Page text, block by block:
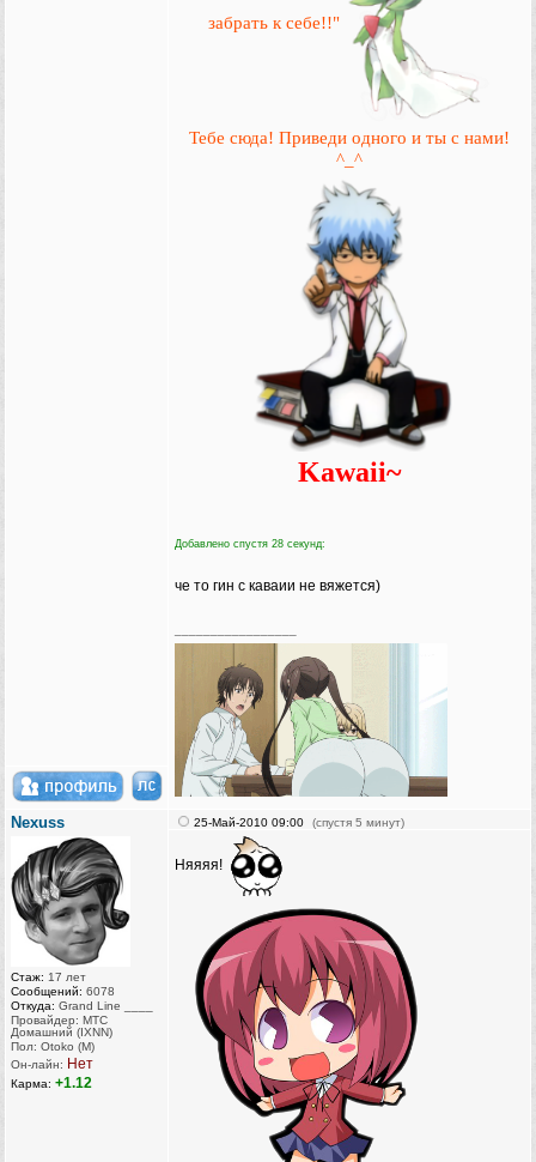
забрать к себе!!"
Тебе сюда! Приведи одного и ты с нами!
^_^
Kawaii~
Добавлено спустя 28 секунд:
че то гин с каваии не вяжется)
Nexuss
Стаж: 17 лет
Сообщений: 6078
Откуда: Grand Line ____
Провайдер: МТС
Домашний (IXNN)
Пол: Otoko (M)
Он-лайн: Нет
Карма: +1.12
25-Май-2010 09:00 (спустя 5 минут)
Няяяя!